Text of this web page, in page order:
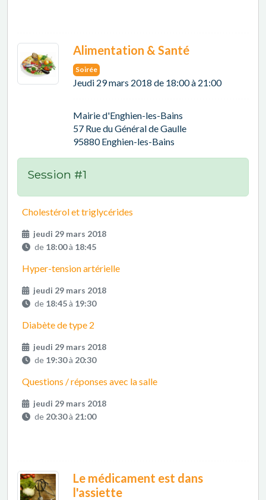
Alimentation & Santé
Soirée
Jeudi 29 mars 2018 de 18:00 à 21:00
Mairie d'Enghien-les-Bains
57 Rue du Général de Gaulle
95880 Enghien-les-Bains
Session #1
Cholestérol et triglycérides
jeudi 29 mars 2018
de 18:00à 18:45
Hyper-tension artérielle
jeudi 29 mars 2018
de 18:45à 19:30
Diabète de type 2
jeudi 29 mars 2018
de 19:30à 20:30
Questions / réponses avec la salle
jeudi 29 mars 2018
de 20:30à 21:00
Le médicament est dans
l'assiette